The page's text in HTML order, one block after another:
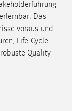
Das
voraus und
Life-Cycle-
Quality